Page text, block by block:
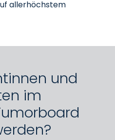
allerhöchstem
und
im